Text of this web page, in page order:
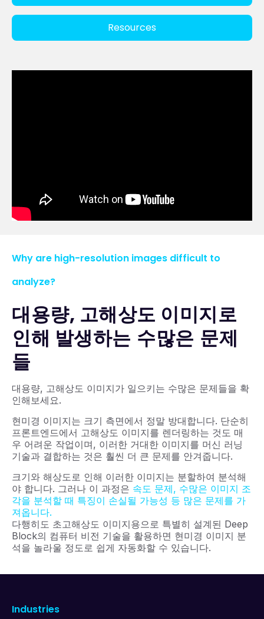
Resources
Why are high-resolution images difficult to
analyze?
대용량, 고해상도 이미지로
인해 발생하는 수많은 문제
들
대용량, 고해상도 이미지가 일으키는 수많은 문제들을 확
인해보세요.
현미경 이미지는 크기 측면에서 정말 방대합니다. 단순히
프론트엔드에서 고해상도 이미지를 렌더링하는 것도 매
우 어려운 작업이며, 이러한 거대한 이미지를 머신 러닝
기술과 결합하는 것은 훨씬 더 큰 문제를 안겨줍니다.
크기와 해상도로 인해 이러한 이미지는 분할하여 분석해
야 합니다. 그러나 이 과정은 속도 문제, 수많은 이미지 조
각을 분석할 때 특징이 손실될 가능성 등 많은 문제를 가
져옵니다.
다행히도 초고해상도 이미지용으로 특별히 설계된 Deep
Block의 컴퓨터 비전 기술을 활용하면 현미경 이미지 분
석을 놀라울 정도로 쉽게 자동화할 수 있습니다.
Industries